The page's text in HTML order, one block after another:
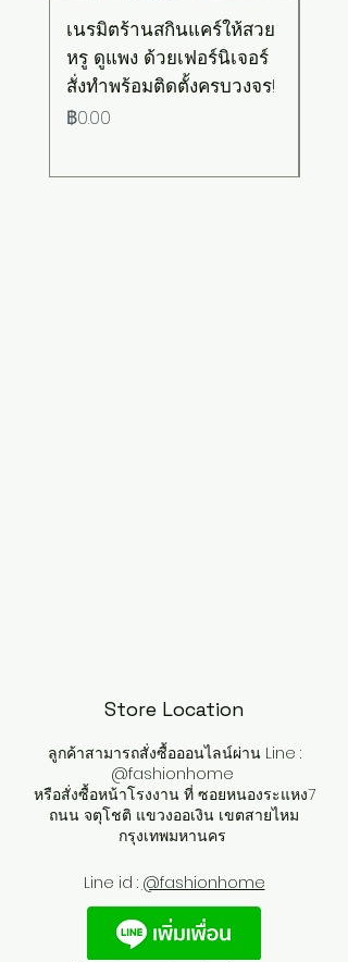
เนรมิตร้านสกินแคร์ให้สวย
หรู ดูแพง ด้วยเฟอร์นิเจอร์
สั่งทำพร้อมติดตั้งครบวงจร!
ราคา
฿0.00
Store Location
ลูกค้าสามารถสั่งซื้อออนไลน์ผ่าน Line :
@fashionhome
หรือสั่งซื้อหน้าโรงงาน ที่ ซอยหนองระแหง7
ถนน จตุโชติ แขวงออเงิน เขตสายไหม
กรุงเทพมหานคร
Line id : @fashionhome